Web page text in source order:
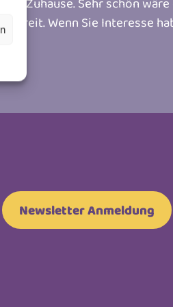
Wenn Sie Interesse
Newsletter Anmeldung